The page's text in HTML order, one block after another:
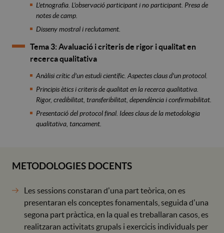
L'etnografia. L'observació participant i no participant. Presa de
notes de camp.
Disseny mostral i reclutament.
Tema 3: Avaluació i criteris de rigor i qualitat en
recerca qualitativa
Anàlisi crític d'un estudi científic. Aspectes claus d'un protocol.
Principis ètics i criteris de qualitat en la recerca qualitativa.
Rigor, credibilitat, transferibilitat, dependència i confirmabilitat.
Presentació del protocol final. Idees claus de la metodologia
qualitativa, tancament.
METODOLOGIES DOCENTS
Les sessions constaran d'una part teòrica, on es
presentaran els conceptes fonamentals, seguida d'una
segona part pràctica, en la qual es treballaran casos, es
realitzaran activitats grupals i exercicis individuals per